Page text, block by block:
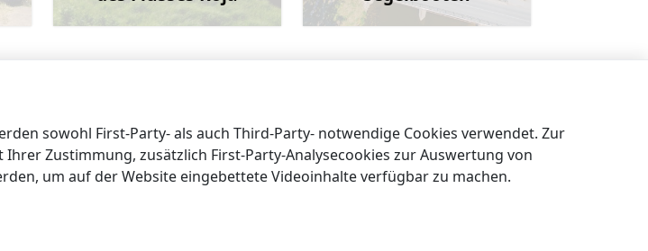
Mehr
Zweigstelle des Fischereimuseums von Roja im Kaltenes Klub →
sowohl First-Party- als auch Third-Party- notwendige Cookies verwendet. Zur
Zustimmung, zusätzlich First-Party-Analysecookies zur Auswertung von
um auf der Website eingebettete Videoinhalte verfügbar zu machen.